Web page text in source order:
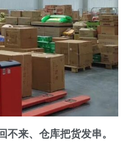
不来、仓库把货发串。